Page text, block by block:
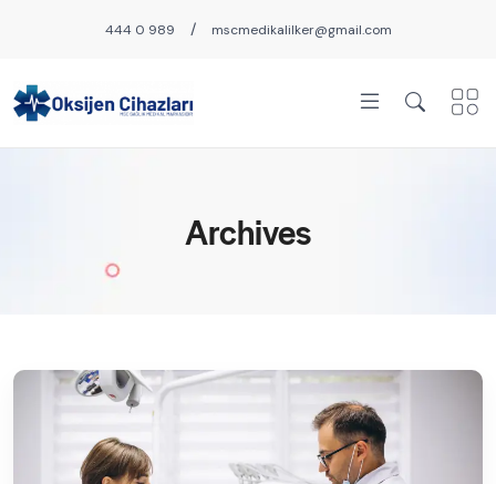
444 0 989 / mscmedikalilker@gmail.com
Archives